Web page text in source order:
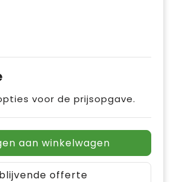
voor de prijsopgave.
aan winkelwagen
offerte